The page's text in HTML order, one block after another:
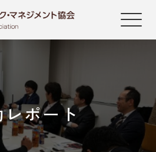
レポート